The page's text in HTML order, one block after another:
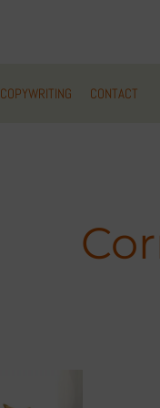
COPYWRITING CONTACT